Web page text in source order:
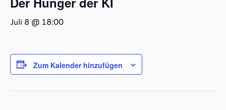
Juli 8 @ 18:00
Zum Kalender hinzufügen